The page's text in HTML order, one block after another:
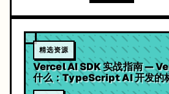
精选资源
Vercel AI SDK 实战指南 —
什么：TypeScript AI 开发的